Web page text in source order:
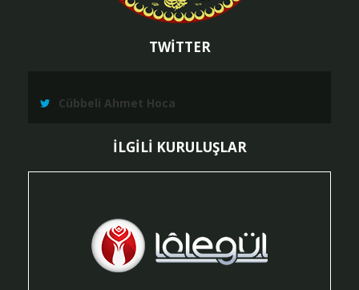
TWİTTER
Cübbeli Ahmet Hoca
İLGİLİ KURULUŞLAR